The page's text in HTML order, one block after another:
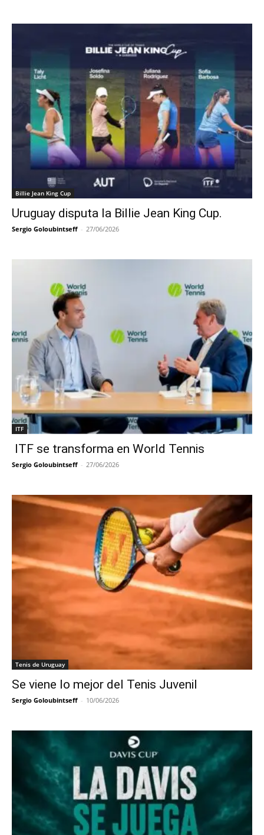
Billie Jean King Cup
Uruguay disputa la Billie Jean King Cup.
Sergio Goloubintseff - 27/06/2026
ITF
ITF se transforma en World Tennis
Sergio Goloubintseff - 27/06/2026
Tenis de Uruguay
Se viene lo mejor del Tenis Juvenil
Sergio Goloubintseff - 10/06/2026